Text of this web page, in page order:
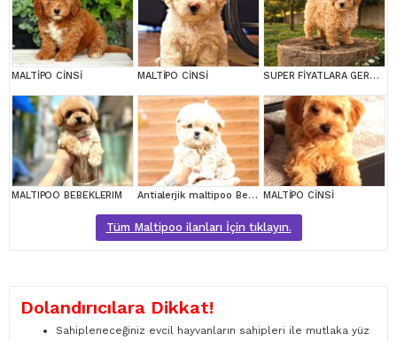
MALTİPO CİNSİ MALTİPO CİNSİ SUPER FİYATLARA GERÇEK MALTİPOO YAVRULAR
MALTIPOO BEBEKLERIM Antialerjik maltipoo Bebeklerim MALTİPO CİNSİ
Tüm Maltipoo ilanları İçin tıklayın.
Dolandırıcılara Dikkat!
Sahipleneceğiniz evcil hayvanların sahipleri ile mutlaka yüz